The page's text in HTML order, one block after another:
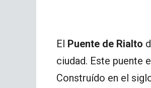
El Puente de Rialto
ciudad. Este puente
Construído en el